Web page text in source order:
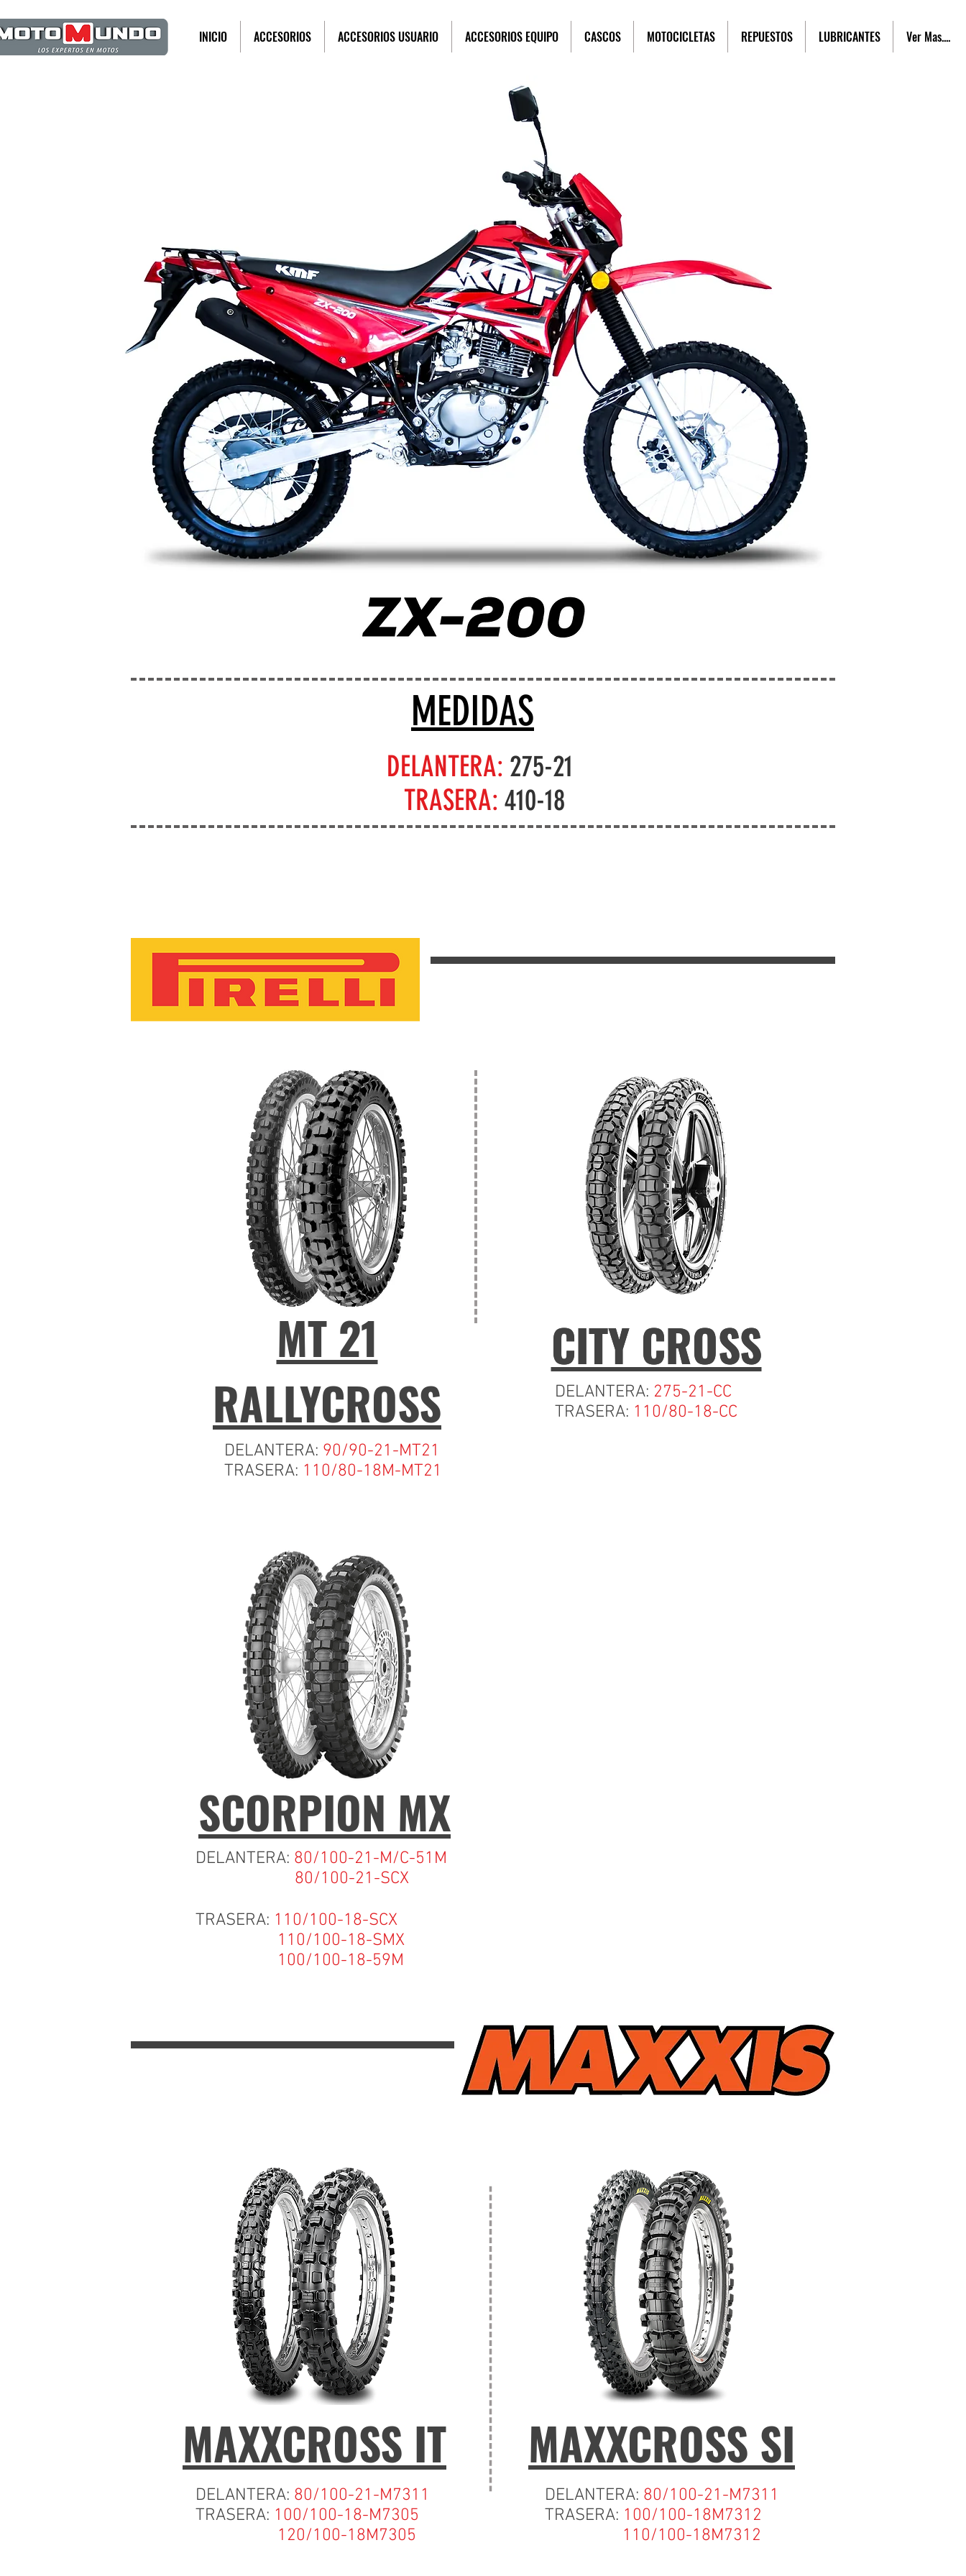
INICIO ACCESORIOS ACCESORIOS USUARIO ACCESORIOS EQUIPO CASCOS MOTOCICLETAS REPUESTOS LUBRICANTES Ver Mas....
MEDIDAS
DELANTERA: 275-21
TRASERA: 410-18
CITY CROSS
CITY CROSS
DELANTERA: 275-21-CC
TRASERA: 110/80-18-CC
MT 21
RALLYCROSS
DELANTERA: 90/90-21-MT21
TRASERA: 110/80-18M-MT21
SCORPION MX
DELANTERA: 80/100-21-M/C-51M
80/100-21-SCX
TRASERA: 110/100-18-SCX
110/100-18-SMX
100/100-18-59M
MAXXCROSS IT MAXXCROSS SI
DELANTERA: 80/100-21-M7311
TRASERA: 100/100-18-M7305
120/100-18M7305
DELANTERA: 80/100-21-M7311
TRASERA: 100/100-18M7312
110/100-18M7312